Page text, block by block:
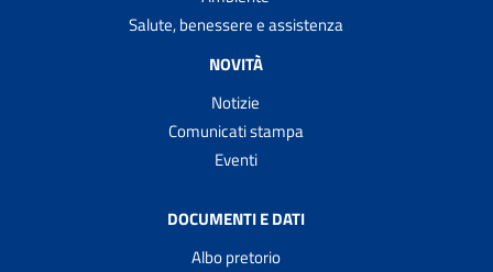
Salute, benessere e assistenza
NOVITÀ
Notizie
Comunicati stampa
Eventi
DOCUMENTI E DATI
Albo pretorio